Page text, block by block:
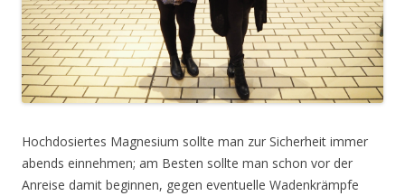
Hochdosiertes Magnesium sollte man zur Sicherheit immer
abends einnehmen; am Besten sollte man schon vor der
Anreise damit beginnen, gegen eventuelle Wadenkrämpfe